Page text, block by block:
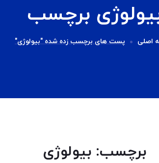
برچسب
اصلی پست های برچسب زده شده "بیولوژی"
برچسب:بیولوژی